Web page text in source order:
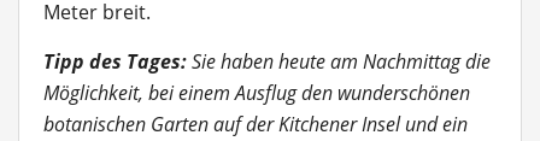
Meter breit.
Tipp des Tages:Sie haben heute am Nachmittag die
Möglichkeit, bei einem Ausflug den wunderschönen
botanischen Garten auf der Kitchener Insel und ein